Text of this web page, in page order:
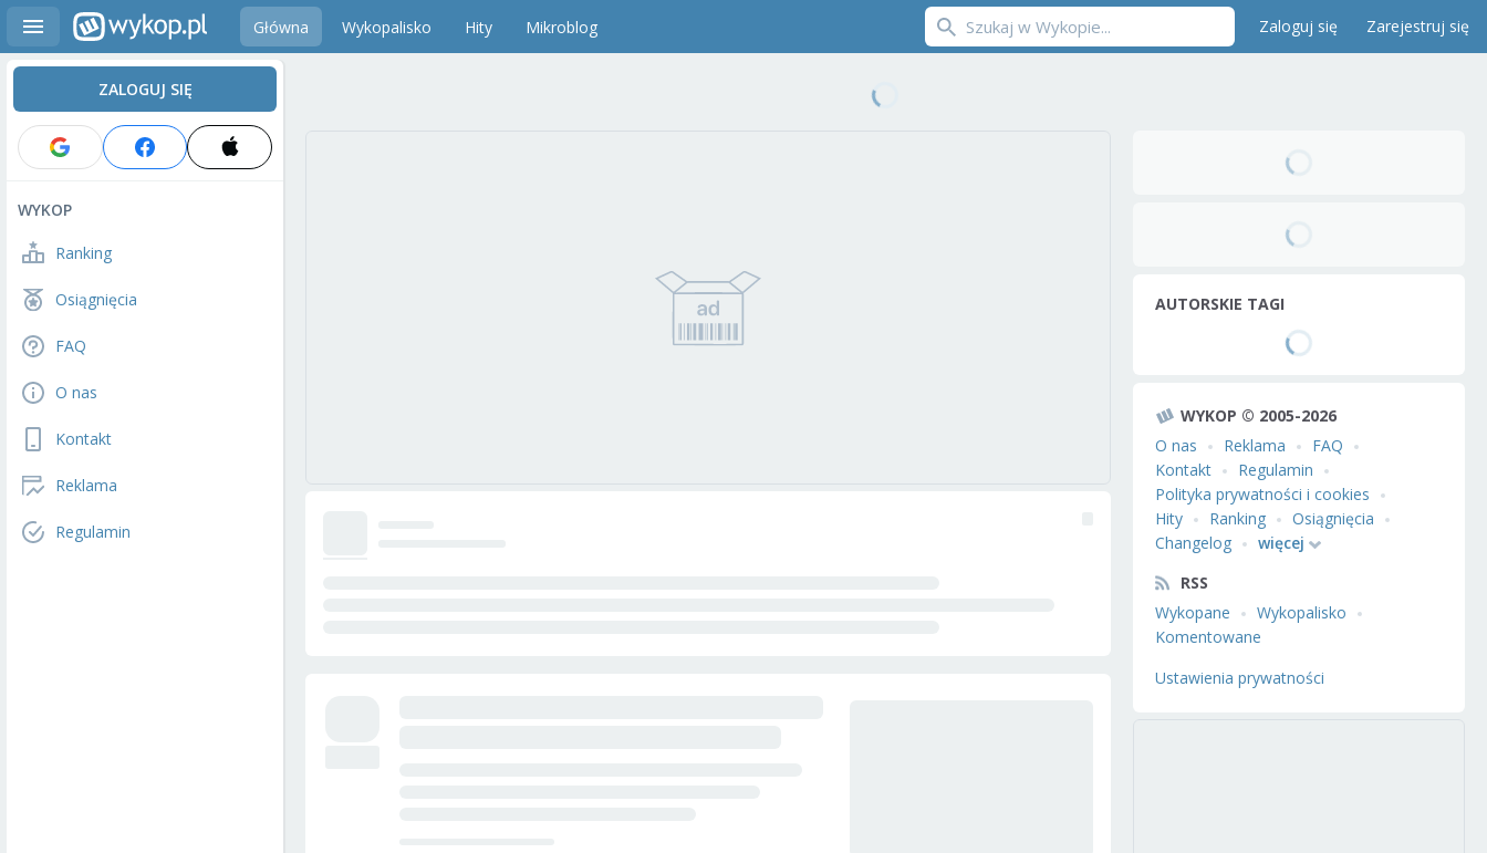
Główna Wykopalisko Hity Mikroblog Zaloguj się Zarejestruj się
ZALOGUJ SIĘ
WYKOP
Ranking
Osiągnięcia
FAQ
O nas
Kontakt
Reklama
Regulamin
AUTORSKIE TAGI
WYKOP © 2005-2026
O nas
Reklama
FAQ
Kontakt
Regulamin
Polityka prywatności i cookies
Hity
Ranking
Osiągnięcia
Changelog
więcej
RSS
Wykopane
Wykopalisko
Komentowane
Ustawienia prywatności